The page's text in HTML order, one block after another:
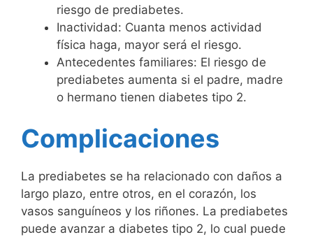
riesgo de prediabetes.
Inactividad: Cuanta menos actividad
física haga, mayor será el riesgo.
Antecedentes familiares: El riesgo de
prediabetes aumenta si el padre, madre
o hermano tienen diabetes tipo 2.
Complicaciones
La prediabetes se ha relacionado con daños a
largo plazo, entre otros, en el corazón, los
vasos sanguíneos y los riñones. La prediabetes
puede avanzar a diabetes tipo 2, lo cual puede